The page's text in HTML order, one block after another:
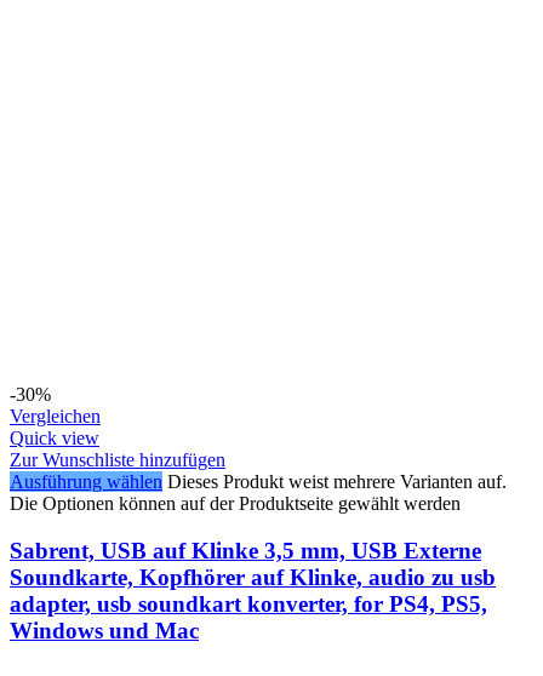
-30%
Vergleichen
Quick view
Zur Wunschliste hinzufügen
Ausführung wählen Dieses Produkt weist mehrere Varianten auf.
Die Optionen können auf der Produktseite gewählt werden
Sabrent, USB auf Klinke 3,5 mm, USB Externe
Soundkarte, Kopfhörer auf Klinke, audio zu usb
adapter, usb soundkart konverter, for PS4, PS5,
Windows und Mac